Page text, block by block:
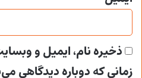
ذخیره نام، ایمیل و
زمانی که دوباره دیدگاهی